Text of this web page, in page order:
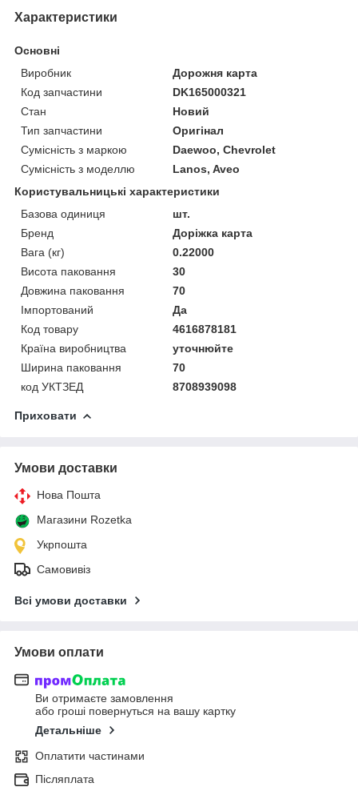
Характеристики
Основні
Виробник
Дорожня карта
Код запчастини
DK165000321
Стан
Новий
Тип запчастини
Оригінал
Сумісність з маркою
Daewoo, Chevrolet
Сумісність з моделлю
Lanos, Aveo
Користувальницькі характеристики
Базова одиниця
шт.
Бренд
Доріжка карта
Вага (кг)
0.22000
Висота паковання
30
Довжина паковання
70
Імпортований
Да
Код товару
4616878181
Країна виробництва
уточнюйте
Ширина паковання
70
код УКТЗЕД
8708939098
Приховати
Умови доставки
Нова Пошта
Магазини Rozetka
Укрпошта
Самовивіз
Всі умови доставки
Умови оплати
Ви отримаєте замовлення
або гроші повернуться на вашу картку
Детальніше
Оплатити частинами
Післяплата